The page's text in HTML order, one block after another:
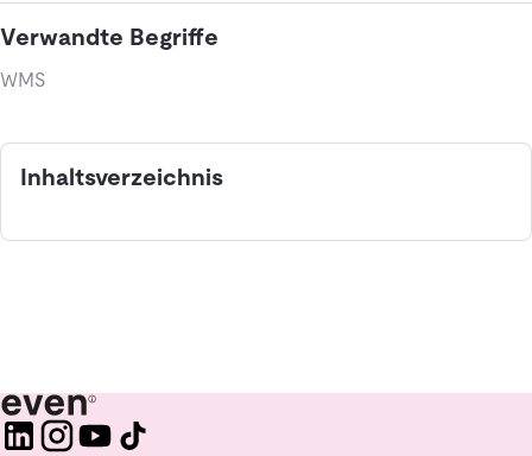
Verwandte Begriffe
WMS
Inhaltsverzeichnis